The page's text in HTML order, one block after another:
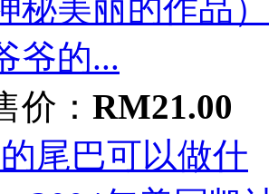
爷的...
价： RM21.00